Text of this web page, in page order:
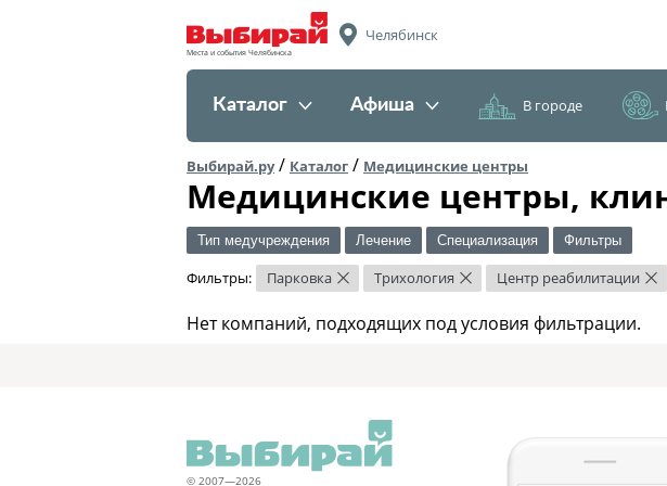
Места и события Челябинска
Челябинск
Каталог Афиша В городе
Выбирай.ру/ Каталог / Медицинские центры
Медицинские центры,
Тип медучреждения Лечение Специализация Фильтры
Фильтры: Парковка × Трихология × Центр реабилитации ×
Нет компаний, подходящих под условия фильтрации.
© 2007—2026